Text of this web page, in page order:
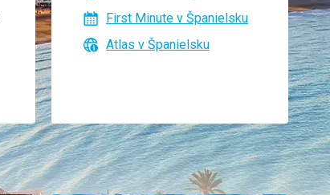
First Minute v Španielsku
Atlas v Španielsku